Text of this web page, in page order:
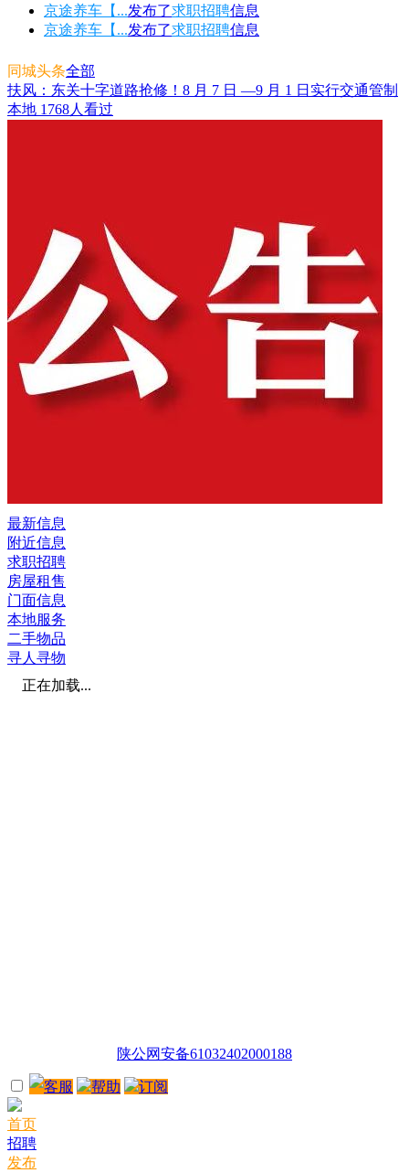
京途养车【...发布了求职招聘信息
京途养车【...发布了求职招聘信息
同城头条全部
扶风：东关十字道路抢修！8 月 7 日 —9 月 1 日实行交通管制
本地 1768人看过
最新信息
附近信息
求职招聘
房屋租售
门面信息
本地服务
二手物品
寻人寻物
正在加载...
陕公网安备61032402000188
客服 帮助 订阅
首页
招聘
发布